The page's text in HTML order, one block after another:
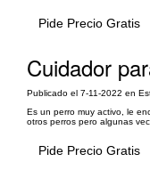
Pide Precio Gratis
Cuidador
Publicado el 7-11-2022 en
Es un perro muy activo, le
otros perros pero algunas
Pide Precio Gratis